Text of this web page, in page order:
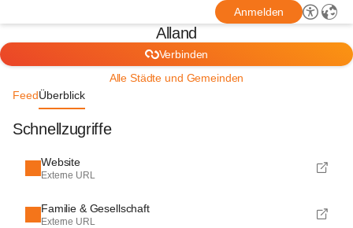
Anmelden
Alland
Verbinden
Alle Städte und Gemeinden
FeedÜberblick
Schnellzugriffe
Website
Externe URL
Familie & Gesellschaft
Externe URL